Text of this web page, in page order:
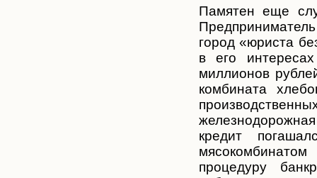
Памятен еще
Предпринимател
город «юриста
в его
миллионов
комбината
производственн
железнодорожна
кредит
процедуру